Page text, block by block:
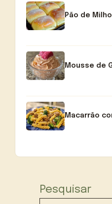
Pão de
Mousse de
Macarrão
Pesquisar